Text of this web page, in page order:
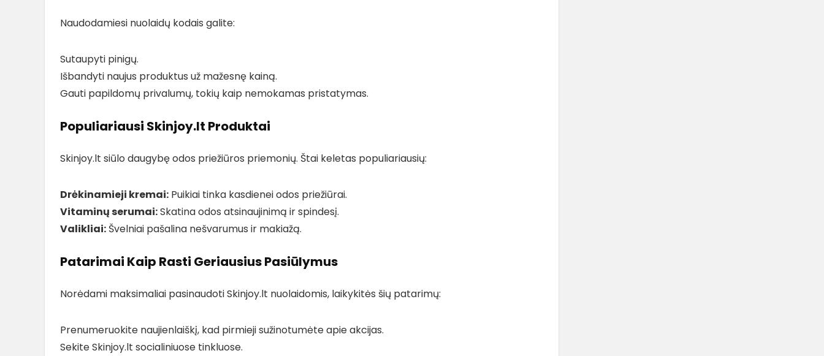
Naudodamiesi nuolaidų kodais galite:
Sutaupyti pinigų.
Išbandyti naujus produktus už mažesnę kainą.
Gauti papildomų privalumų, tokių kaip nemokamas pristatymas.
Populiariausi Skinjoy.lt Produktai
Skinjoy.lt siūlo daugybę odos priežiūros priemonių. Štai keletas populiariausių:
Drėkinamieji kremai: Puikiai tinka kasdienei odos priežiūrai.
Vitaminų serumai:Skatina odos atsinaujinimą ir spindesį.
Valikliai: Švelniai pašalina nešvarumus ir makiažą.
Patarimai Kaip Rasti Geriausius Pasiūlymus
Norėdami maksimaliai pasinaudoti Skinjoy.lt nuolaidomis, laikykitės šių patarimų:
Prenumeruokite naujienlaiškį, kad pirmieji sužinotumėte apie akcijas.
Sekite Skinjoy.lt socialiniuose tinkluose.